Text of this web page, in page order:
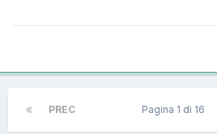
PREC Pagina 1 di 16